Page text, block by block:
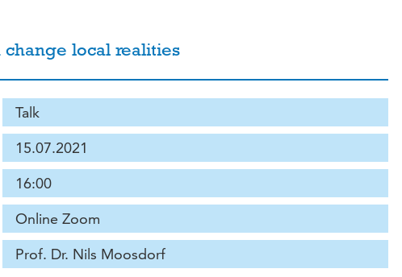
local realities
Talk
15.07.2021
16:00
Online Zoom
Prof. Dr. Nils Moosdorf